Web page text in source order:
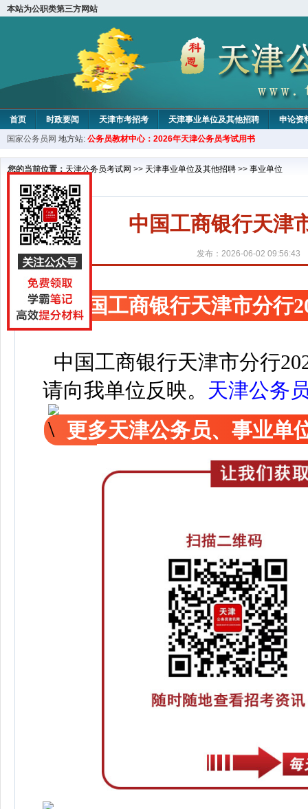
本站为公职类第三方网站
首页 时政要闻 天津市考招考 天津事业单位及其他招聘 申论资
教材中心
国家公务员网 地方站: 公务员教材中心：2026年天津公务员考试用书
您的当前位置： 天津公务员考试网 >> 天津事业单位及其他招聘 >> 事业单位
中国工商银行天津
发布：2026-06-02 09:56:43
中国工商银行天津市分行
中国工商银行天津市分行
请向我单位反映。 天津公务
更多天津公务员、事业单